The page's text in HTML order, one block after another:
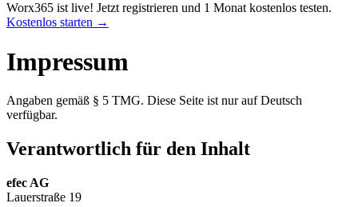
Worx365 ist live! Jetzt registrieren und 1 Monat kostenlos testen.
Kostenlos starten →
Impressum
Angaben gemäß § 5 TMG. Diese Seite ist nur auf Deutsch
verfügbar.
Verantwortlich für den Inhalt
efec AG
Lauerstraße 19